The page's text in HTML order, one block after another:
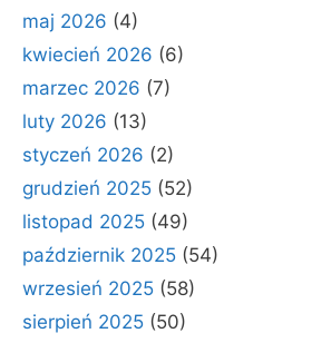
maj 2026 (4)
kwiecień 2026 (6)
marzec 2026 (7)
luty 2026 (13)
styczeń 2026 (2)
grudzień 2025 (52)
listopad 2025 (49)
październik 2025 (54)
wrzesień 2025 (58)
sierpień 2025 (50)